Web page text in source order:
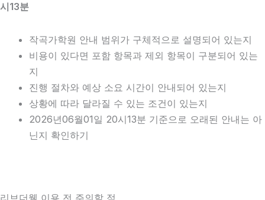
시13분
작곡가학원 안내 범위가 구체적으로 설명되어 있는지
비용이 있다면 포함 항목과 제외 항목이 구분되어 있는
지
진행 절차와 예상 소요 시간이 안내되어 있는지
상황에 따라 달라질 수 있는 조건이 있는지
2026년06월01일 20시13분 기준으로 오래된 안내는 아
닌지 확인하기
리브더웰 이용 전 주의할 점